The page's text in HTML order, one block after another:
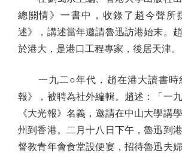
總關情》一書中，收錄了趙今聲所
述》，講述當年邀請魯迅訪港始末。
於港大，是港口工程專家，後居天津。
一九二○年代，趙在港大讀書時
報》，被聘為社外編輯。趙述：「一
《大光報》名義，邀請在中山大學講
州到香港。二月十八日下午，魯迅到
督教青年會食堂設便宴，招待魯迅夫